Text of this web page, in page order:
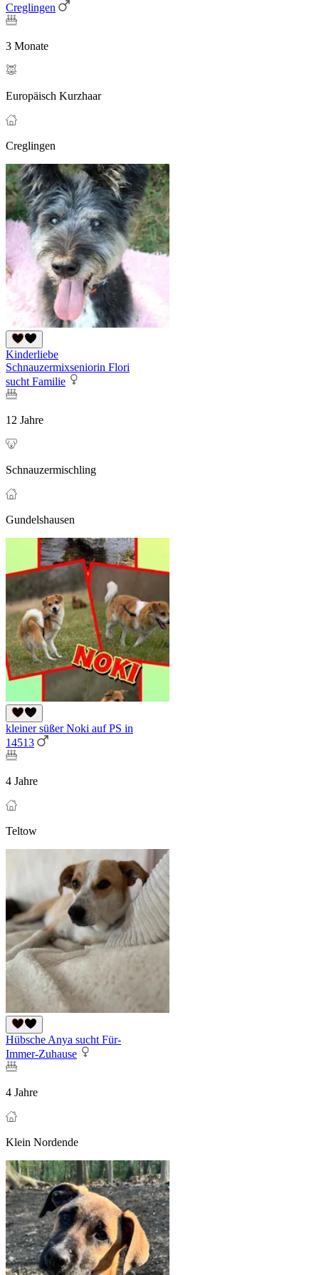
Creglingen
3 Monate
Europäisch Kurzhaar
Creglingen
Kinderliebe
Schnauzermixseniorin Flori
sucht Familie
12 Jahre
Schnauzermischling
Gundelshausen
kleiner süßer Noki auf PS in
14513
4 Jahre
Teltow
Hübsche Anya sucht Für-
Immer-Zuhause
4 Jahre
Klein Nordende